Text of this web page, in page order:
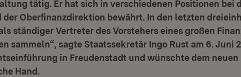
tätig. Er hat sich in verschiedenen Positionen bei
der Oberfinanzdirektion bewährt. In den letzten
ständiger Vertreter des Vorstehers eines großen
sammeln“, sagte Staatssekretär Ingo Rust am 6. Juni
in Freudenstadt und wünschte dem neuen
Hand.